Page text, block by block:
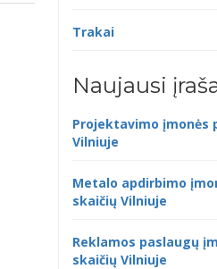
Trakai
Naujausi
Projektavimo įmonės
Vilniuje
Metalo apdirbimo
skaičių Vilniuje
Reklamos paslaugų
skaičių Vilniuje